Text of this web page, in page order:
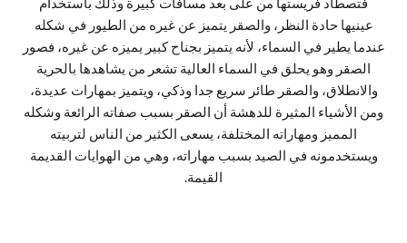
عينيها حادة النظر، والصقر يتميز عن غيره من الطيور في شكله
عندما يطير في السماء، لأنه يتميز بجناح كبير يميزه عن غيره، فصور
الصقر وهو يحلق في السماء العالية تشعر من يشاهدها بالحرية
والانطلاق، والصقر طائر سريع جدا وذكي، ويتميز بمهارات عديدة،
ومن الأشياء المثيرة للدهشة أن الصقر بسبب صفاته الرائعة وشكله
المميز ومهاراته المختلفة، يسعى الكثير من الناس لتربيته
ويستخدمونه في الصيد بسبب مهاراته، وهي من الهوايات القديمة
القيمة.